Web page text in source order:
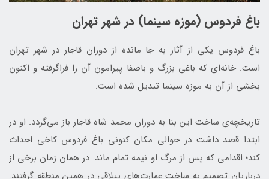
باغ فردوس (موزه سینما) در شهر تهران
باغ فردوس یکی از آثار به جا مانده از دوران قاجار در شهر تهران
است. خانه‌ای که باغی بزرگ و باصفا پیرامون آن را فراگرفته و اکنون
بخشی از آن به موزه سینما تبدیل شده است.
تاریخچه‌ی ساخت این بنا به دوران محمد شاه قاجار باز می‌گردد. او در
ابتدا قصد داشت در حوالی مکان کنونی باغ فردوس کاخی احداث
کند؛ اقدامی که پس از مرگ او نیمه تمام ماند. در همان زمان برخی از